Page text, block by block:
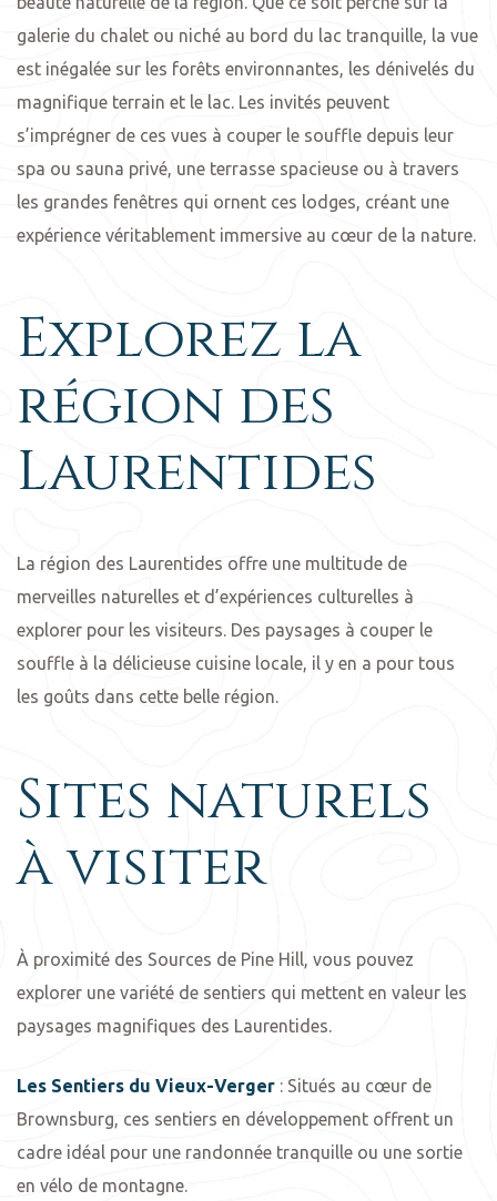
galerie du chalet ou niché au bord du lac tranquille, la vue
est inégalée sur les forêts environnantes, les dénivelés du
magnifique terrain et le lac. Les invités peuvent
s’imprégner de ces vues à couper le souffle depuis leur
spa ou sauna privé, une terrasse spacieuse ou à travers
les grandes fenêtres qui ornent ces lodges, créant une
expérience véritablement immersive au cœur de la nature.
Explorez la
région des
Laurentides
La région des Laurentides offre une multitude de
merveilles naturelles et d’expériences culturelles à
explorer pour les visiteurs. Des paysages à couper le
souffle à la délicieuse cuisine locale, il y en a pour tous
les goûts dans cette belle région.
Sites naturels
à visiter
À proximité des Sources de Pine Hill, vous pouvez
explorer une variété de sentiers qui mettent en valeur les
paysages magnifiques des Laurentides.
Les Sentiers du Vieux-Verger : Situés au cœur de
Brownsburg, ces sentiers en développement offrent un
cadre idéal pour une randonnée tranquille ou une sortie
en vélo de montagne.